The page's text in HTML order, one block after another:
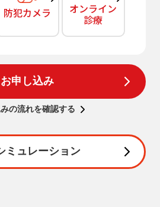
防犯カメラ オンライン
診療
お申し込み
の流れを確認する
ミュレーション